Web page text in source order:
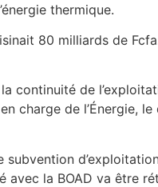
thermique.
80 milliards de
continuité de
charge de l’Énergie,
la BOAD va être